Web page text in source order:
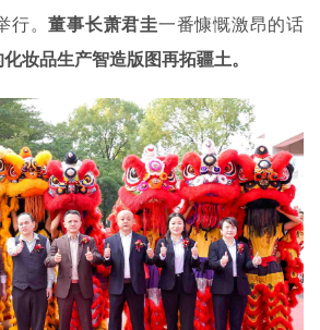
行。董事长萧君圭一番慷慨激昂的话
妆品生产智造版图再拓疆土。